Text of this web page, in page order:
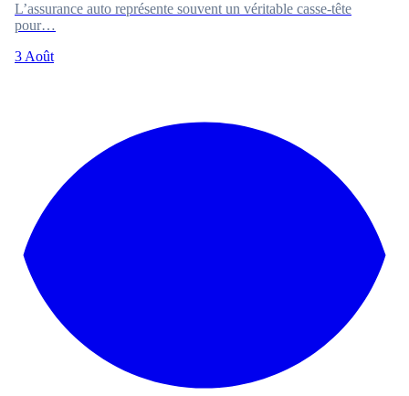
L’assurance auto représente souvent un véritable casse-tête
pour…
3 Août